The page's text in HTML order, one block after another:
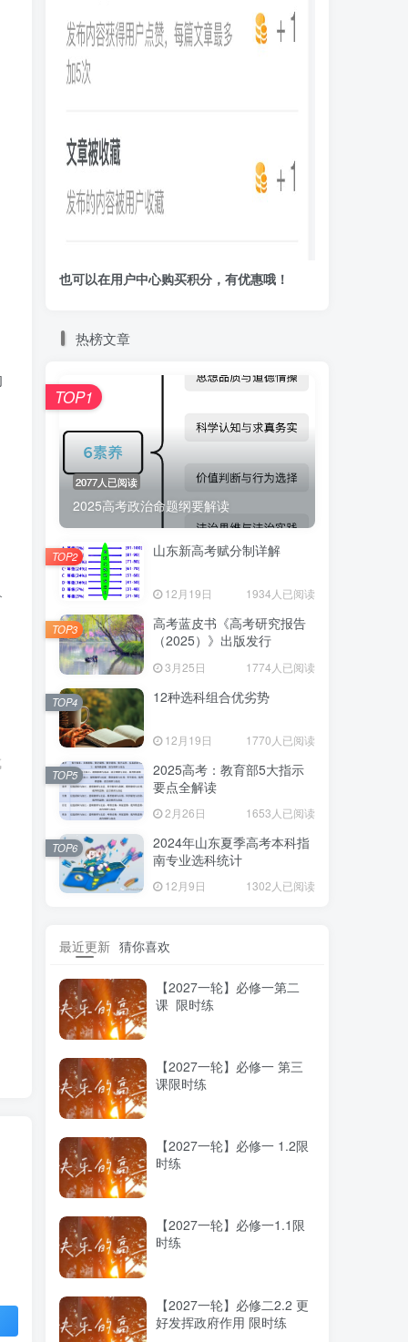
也可以在用户中心购买积分，有优惠哦！
热榜文章
2077人已阅读
2025高考政治命题纲要解读
TOP1
山东新高考赋分制详解
12月19日 1934人已阅读
TOP2
高考蓝皮书《高考研究报告
（2025）》出版发行
3月25日 1774人已阅读
TOP3
12种选科组合优劣势
12月19日 1770人已阅读
TOP4
2025高考：教育部5大指示
要点全解读
2月26日 1653人已阅读
TOP5
2024年山东夏季高考本科指
南专业选科统计
12月9日 1302人已阅读
TOP6
最近更新 猜你喜欢
【2027一轮】必修一第二
课 限时练
【2027一轮】必修一 第三
课限时练
【2027一轮】必修一 1.2限
时练
【2027一轮】必修一1.1限
时练
【2027一轮】必修二2.2 更
好发挥政府作用 限时练